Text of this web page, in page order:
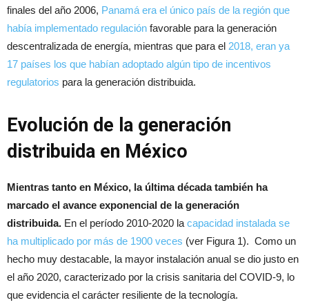
finales del año 2006, Panamá era el único país de la región que
había implementado regulación favorable para la generación
descentralizada de energía, mientras que para el 2018, eran ya
17 países los que habían adoptado algún tipo de incentivos
regulatorios para la generación distribuida.
Evolución de la generación
distribuida en México
Mientras tanto en México, la última década también ha
marcado el avance exponencial de la generación
distribuida. En el período 2010-2020 lacapacidad instalada se
ha multiplicado por más de 1900 veces (ver Figura 1). Como un
hecho muy destacable, la mayor instalación anual se dio justo en
el año 2020, caracterizado por la crisis sanitaria del COVID-9, lo
que evidencia el carácter resiliente de la tecnología.